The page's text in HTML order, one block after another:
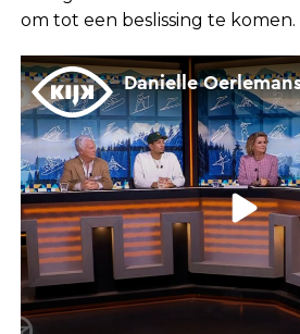
om tot een beslissing te komen.